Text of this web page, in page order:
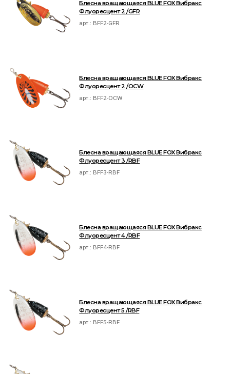
Блесна вращающаяся BLUE FOX Вибракс
Флуоресцент 2 /GFR
арт.: BFF2-GFR
Блесна вращающаяся BLUE FOX Вибракс
Флуоресцент 2 /OCW
арт.: BFF2-OCW
Блесна вращающаяся BLUE FOX Вибракс
Флуоресцент 3 /RBF
арт.: BFF3-RBF
Блесна вращающаяся BLUE FOX Вибракс
Флуоресцент 4 /RBF
арт.: BFF4-RBF
Блесна вращающаяся BLUE FOX Вибракс
Флуоресцент 5 /RBF
арт.: BFF5-RBF